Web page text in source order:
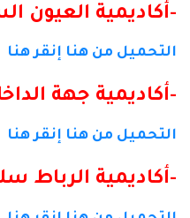
-أكاديمية العيون
التحميل من هنا إنقر هنا
-أكاديمية جهة
التحميل من هنا إنقر هنا
-أكاديمية الرباط